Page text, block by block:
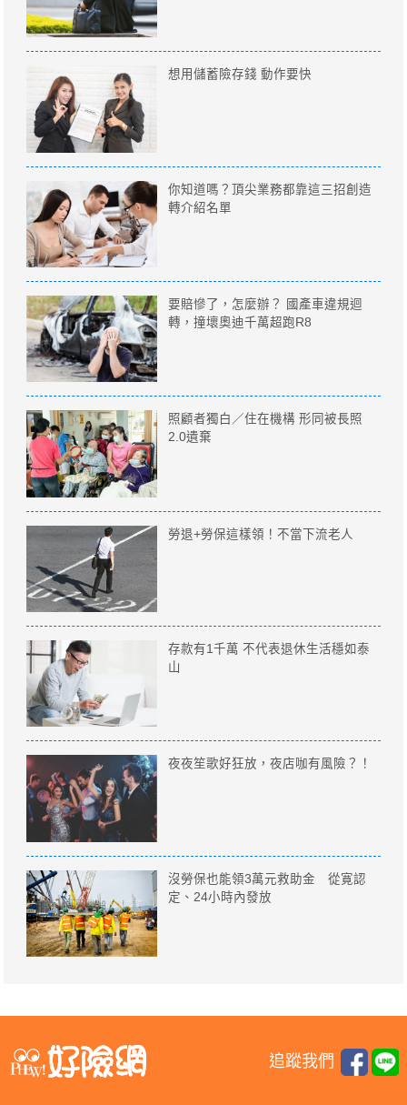
想用儲蓄險存錢 動作要快
你知道嗎？頂尖業務都靠這三招創造
轉介紹名單
要賠慘了，怎麼辦？ 國產車違規迴
轉，撞壞奧迪千萬超跑R8
照顧者獨白／住在機構 形同被長照
2.0遺棄
勞退+勞保這樣領！不當下流老人
存款有1千萬 不代表退休生活穩如泰
山
夜夜笙歌好狂放，夜店咖有風險？！
沒勞保也能領3萬元救助金 從寛認
定、24小時內發放
追蹤我們